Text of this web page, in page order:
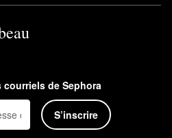
courriels de Sephora
S’inscrire